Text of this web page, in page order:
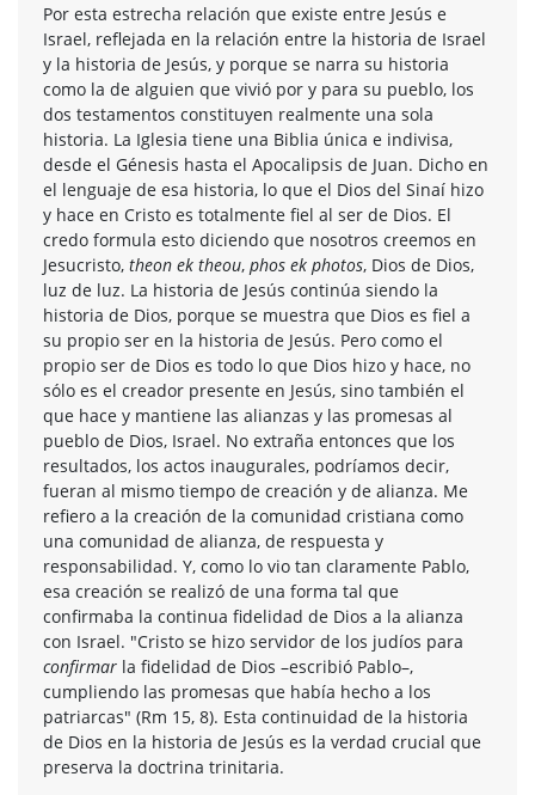
Por esta estrecha relación que existe entre Jesús e
Israel, reflejada en la relación entre la historia de Israel
y la historia de Jesús, y porque se narra su historia
como la de alguien que vivió por y para su pueblo, los
dos testamentos constituyen realmente una sola
historia. La Iglesia tiene una Biblia única e indivisa,
desde el Génesis hasta el Apocalipsis de Juan. Dicho en
el lenguaje de esa historia, lo que el Dios del Sinaí hizo
y hace en Cristo es totalmente fiel al ser de Dios. El
credo formula esto diciendo que nosotros creemos en
Jesucristo, theon ek theou, phos ek photos, Dios de Dios,
luz de luz. La historia de Jesús continúa siendo la
historia de Dios, porque se muestra que Dios es fiel a
su propio ser en la historia de Jesús. Pero como el
propio ser de Dios es todo lo que Dios hizo y hace, no
sólo es el creador presente en Jesús, sino también el
que hace y mantiene las alianzas y las promesas al
pueblo de Dios, Israel. No extraña entonces que los
resultados, los actos inaugurales, podríamos decir,
fueran al mismo tiempo de creación y de alianza. Me
refiero a la creación de la comunidad cristiana como
una comunidad de alianza, de respuesta y
responsabilidad. Y, como lo vio tan claramente Pablo,
esa creación se realizó de una forma tal que
confirmaba la continua fidelidad de Dios a la alianza
con Israel. "Cristo se hizo servidor de los judíos para
confirmar la fidelidad de Dios –escribió Pablo–,
cumpliendo las promesas que había hecho a los
patriarcas" (Rm 15, 8). Esta continuidad de la historia
de Dios en la historia de Jesús es la verdad crucial que
preserva la doctrina trinitaria.